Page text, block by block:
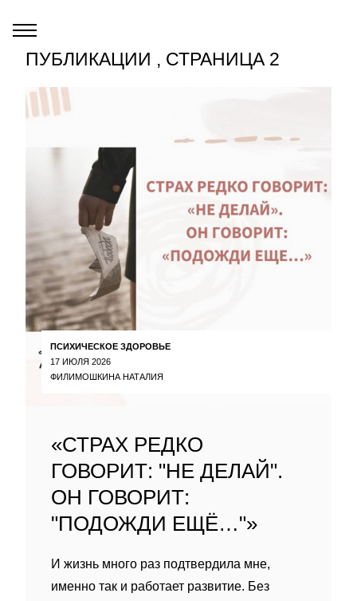
ПУБЛИКАЦИИ , СТРАНИЦА 2
ПСИХИЧЕСКОЕ ЗДОРОВЬЕ
17 ИЮЛЯ 2026
ФИЛИМОШКИНА НАТАЛИЯ
«СТРАХ РЕДКО
ГОВОРИТ: "НЕ ДЕЛАЙ".
ОН ГОВОРИТ:
"ПОДОЖДИ ЕЩЁ…"»
И жизнь много раз подтвердила мне,
именно так и работает развитие. Без